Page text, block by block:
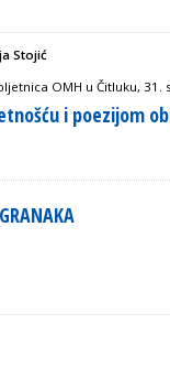
Stojić
OMH u Čitluku, 31.
i poezijom